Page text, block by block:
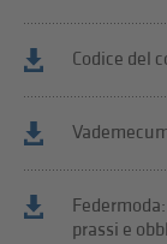
Codice del
prassi e